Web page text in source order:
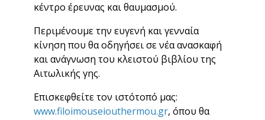
κέντρο έρευνας και θαυμασμού.
Περιμένουμε την ευγενή και γενναία
κίνηση που θα οδηγήσει σε νέα ανασκαφή
και ανάγνωση του κλειστού βιβλίου της
Αιτωλικής γης.
Επισκεφθείτε τον ιστότοπό μας:
www.filoimouseiouthermou.gr, όπου θα